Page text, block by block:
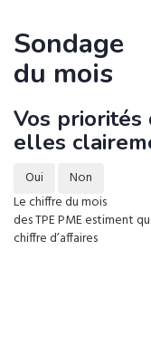
Sondage
du mois
Vos
elles
Oui
Non
Le chiffre du mois
des TPE PME estiment
chiffre d’affaires